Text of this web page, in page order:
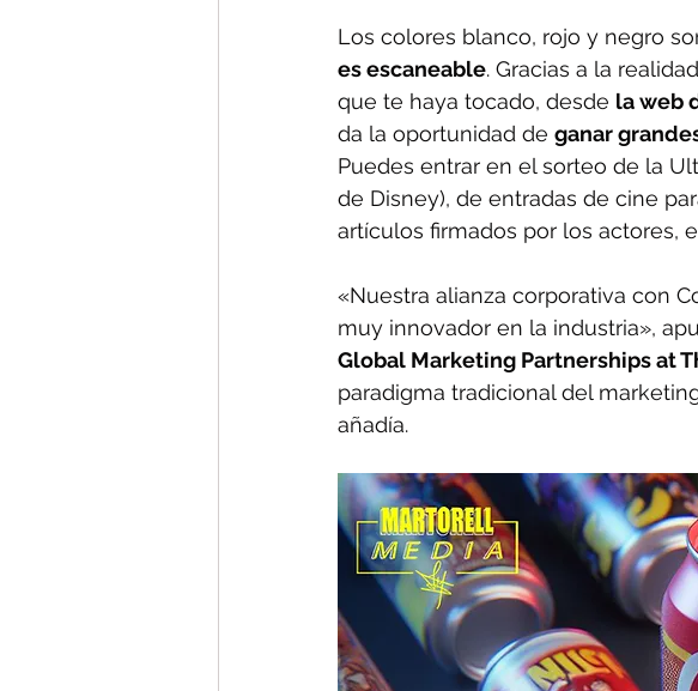
Los colores blanco, rojo y negro
es escaneable. Gracias a la
que te haya tocado, desde la web
da la oportunidad de ganar
Puedes entrar en el sorteo de la
de Disney), de entradas de cine
artículos firmados por los actores,
«Nuestra alianza corporativa con
muy innovador en la industria»,
Global Marketing Partnerships at
paradigma tradicional del
añadía.